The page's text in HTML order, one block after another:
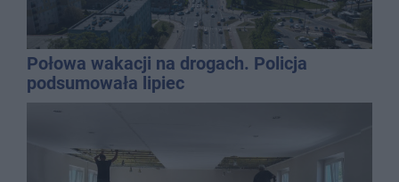
Połowa wakacji na drogach. Policja
podsumowała lipiec